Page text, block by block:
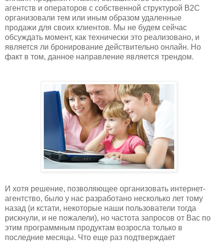
агентств и операторов с собственной структурой B2C
организовали тем или иным образом удаленные
продажи для своих клиентов. Мы не будем сейчас
обсуждать момент, как технически это реализовано, и
является ли бронирование действительно онлайн. Но
факт в том, данное направление является трендом.
И хотя решение, позволяющее организовать интернет-
агентство, было у нас разработано несколько лет тому
назад (и кстати, некоторые наши пользователи тогда
рискнули, и не пожалели), но частота запросов от Вас по
этим программным продуктам возросла только в
последние месяцы. Что еще раз подтверждает